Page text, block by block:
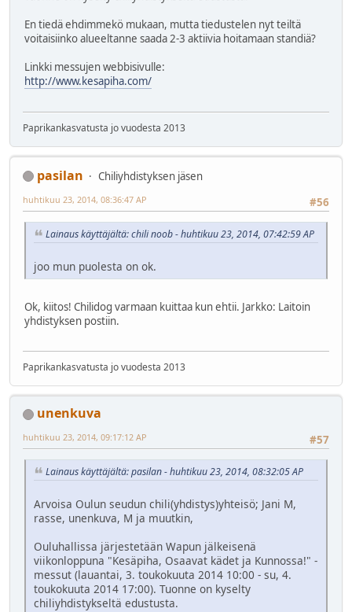
En tiedä ehdimmekö mukaan, mutta tiedustelen nyt teiltä
voitaisiinko alueeltanne saada 2-3 aktiivia hoitamaan standiä?
Linkki messujen webbisivulle:
http://www.kesapiha.com/
Paprikankasvatusta jo vuodesta 2013
pasilan
Chiliyhdistyksen jäsen
#56
huhtikuu 23, 2014, 08:36:47 AP
Lainaus käyttäjältä: chili noob - huhtikuu 23, 2014, 07:42:59 AP
joo mun puolesta on ok.
Ok, kiitos! Chilidog varmaan kuittaa kun ehtii. Jarkko: Laitoin
yhdistyksen postiin.
Paprikankasvatusta jo vuodesta 2013
unenkuva
#57
huhtikuu 23, 2014, 09:17:12 AP
Lainaus käyttäjältä: pasilan - huhtikuu 23, 2014, 08:32:05 AP
Arvoisa Oulun seudun chili(yhdistys)yhteisö; Jani M,
rasse, unenkuva, M ja muutkin,
Ouluhallissa järjestetään Wapun jälkeisenä
viikonloppuna "Kesäpiha, Osaavat kädet ja Kunnossa!" -
messut (lauantai, 3. toukokuuta 2014 10:00 - su, 4.
toukokuuta 2014 17:00). Tuonne on kyselty
chiliyhdistykseltä edustusta.